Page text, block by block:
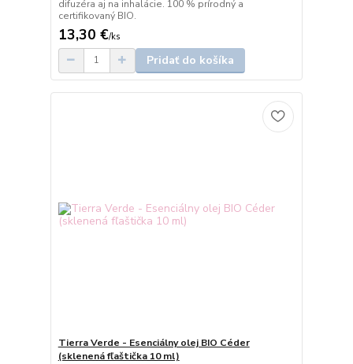
difuzéra aj na inhalácie. 100 % prírodný a
certifikovaný BIO.
13,30 €/ks
Pridať do košíka
Tierra Verde - Esenciálny olej BIO Céder
(sklenená fľaštička 10 ml)